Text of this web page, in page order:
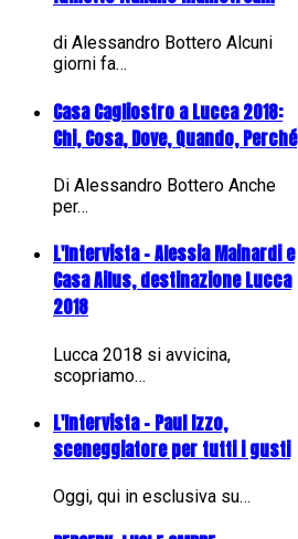
di Alessandro Bottero Alcuni
giorni fa…
Casa Cagliostro a Lucca 2018:
Chi, Cosa, Dove, Quando, Perché
Di Alessandro Bottero Anche
per…
L'Intervista - Alessia Mainardi e
Casa Ailus, destinazione Lucca
2018
Lucca 2018 si avvicina,
scopriamo…
L'Intervista - Paul Izzo,
sceneggiatore per tutti i gusti
Oggi, qui in esclusiva su…